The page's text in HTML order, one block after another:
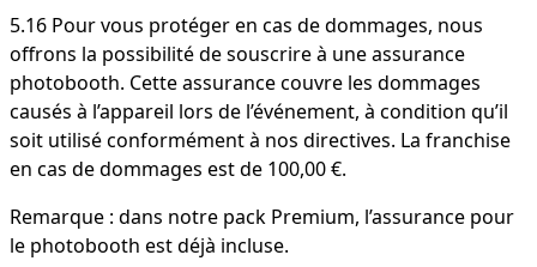
5.16 Pour vous protéger en cas de dommages, nous
offrons la possibilité de souscrire à une assurance
photobooth. Cette assurance couvre les dommages
causés à l’appareil lors de l’événement, à condition qu’il
soit utilisé conformément à nos directives. La franchise
en cas de dommages est de 100,00 €.
Remarque : dans notre pack Premium, l’assurance pour
le photobooth est déjà incluse.